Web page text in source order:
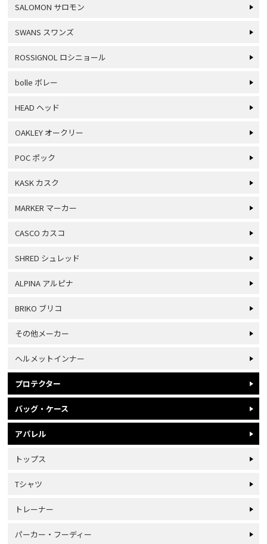
SALOMON サロモン
SWANS スワンズ
ROSSIGNOL ロシニョール
bolle ボレー
HEAD ヘッド
OAKLEY オークリー
POC ポック
KASK カスク
MARKER マーカー
CASCO カスコ
SHRED シュレッド
ALPINA アルピナ
BRIKO ブリコ
その他メーカー
ヘルメットインナー
プロテクター
バッグ・ケース
アパレル
トップス
Tシャツ
トレーナー
パーカー・フーディー